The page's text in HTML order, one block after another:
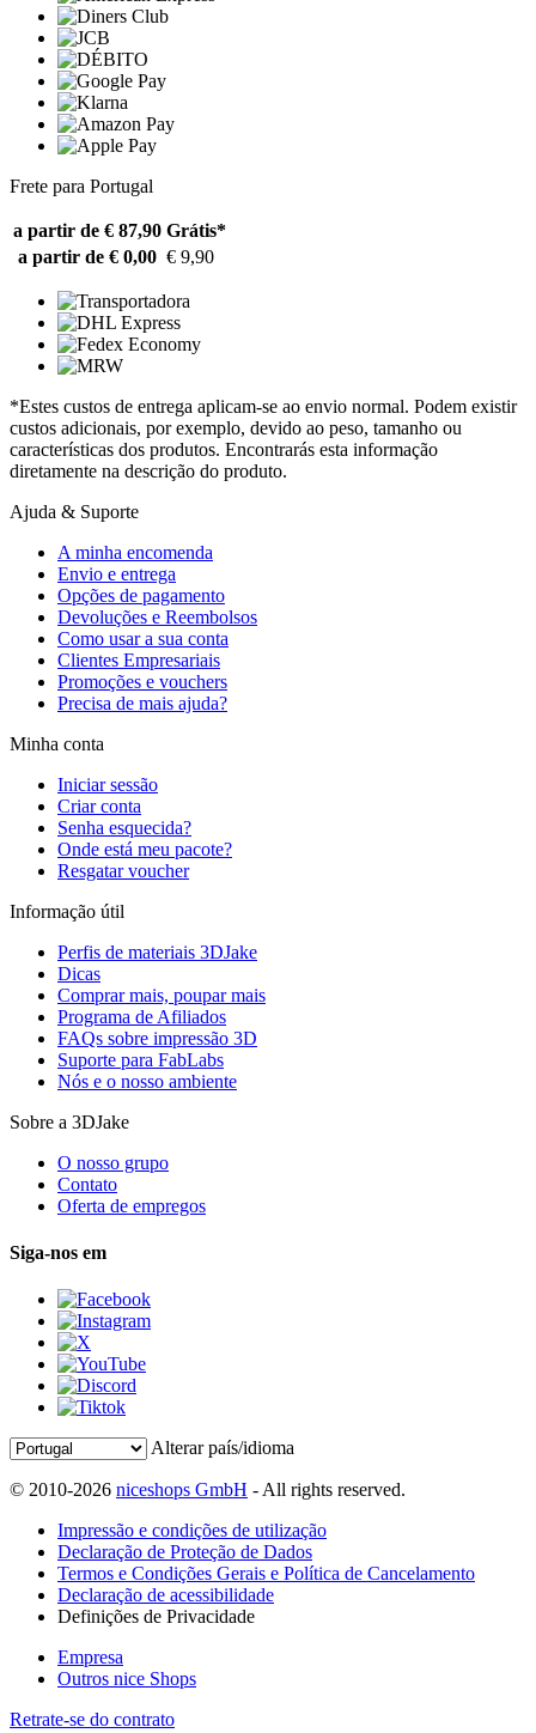
Frete para Portugal
a partir de € 87,90 Grátis*
a partir de € 0,00 € 9,90
*Estes custos de entrega aplicam-se ao envio normal. Podem existir
custos adicionais, por exemplo, devido ao peso, tamanho ou
características dos produtos. Encontrarás esta informação
diretamente na descrição do produto.
Ajuda & Suporte
A minha encomenda
Envio e entrega
Opções de pagamento
Devoluções e Reembolsos
Como usar a sua conta
Clientes Empresariais
Promoções e vouchers
Precisa de mais ajuda?
Minha conta
Iniciar sessão
Criar conta
Senha esquecida?
Onde está meu pacote?
Resgatar voucher
Informação útil
Perfis de materiais 3DJake
Dicas
Comprar mais, poupar mais
Programa de Afiliados
FAQs sobre impressão 3D
Suporte para FabLabs
Nós e o nosso ambiente
Sobre a 3DJake
O nosso grupo
Contato
Oferta de empregos
Siga-nos em
Alterar país/idioma
© 2010-2026 niceshops GmbH - All rights reserved.
Impressão e condições de utilização
Declaração de Proteção de Dados
Termos e Condições Gerais e Política de Cancelamento
Declaração de acessibilidade
Definições de Privacidade
Empresa
Outros nice Shops
Retrate-se do contrato